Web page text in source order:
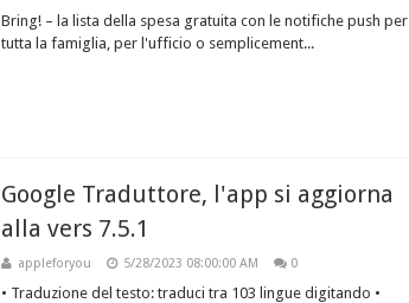
Bring! – la lista della spesa gratuita con le notifiche push per
tutta la famiglia, per l'ufficio o semplicement...
Google Traduttore, l'app si aggiorna
alla vers 7.5.1
appleforyou 5/28/2023 08:00:00 AM 0
• Traduzione del testo: traduci tra 103 lingue digitando •